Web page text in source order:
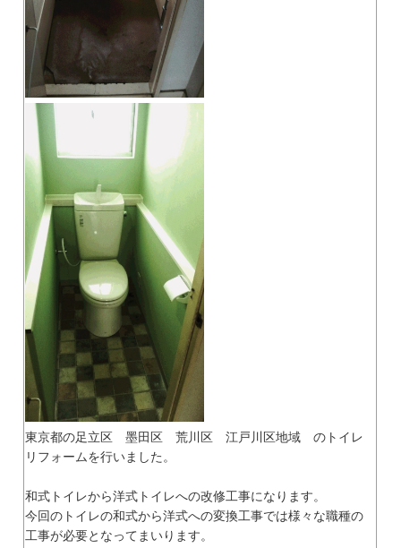
東京都の足立区 墨田区 荒川区 江戸川区地域 のトイレ
リフォームを行いました。
和式トイレから洋式トイレへの改修工事になります。
今回のトイレの和式から洋式への変換工事では様々な職種の
工事が必要となってまいります。